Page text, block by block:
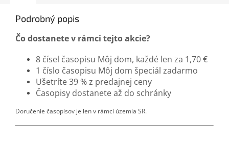
Podrobný popis
Čo dostanete v rámci tejto akcie?
8 čísel časopisu Môj dom, každé len za 1,70 €
1 číslo časopisu Môj dom špeciál zadarmo
Ušetríte 39 % z predajnej ceny
Časopisy dostanete až do schránky
Doručenie časopisov je len v rámci územia SR.